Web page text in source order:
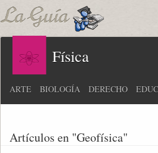
Física
ARTE BIOLOGÍA DERECHO
Artículos en "Geofísica"